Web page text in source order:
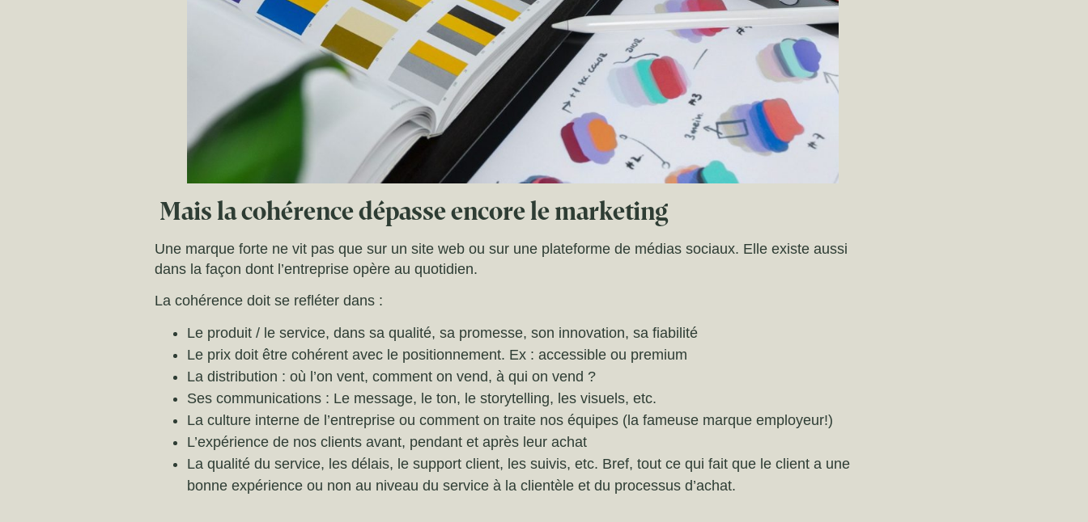
Mais la cohérence dépasse encore le marketing
Une marque forte ne vit pas que sur un site web ou sur une plateforme de médias sociaux. Elle existe aussi
dans la façon dont l’entreprise opère au quotidien.
La cohérence doit se refléter dans :
Le produit / le service, dans sa qualité, sa promesse, son innovation, sa fiabilité
Le prix doit être cohérent avec le positionnement. Ex : accessible ou premium
La distribution : où l’on vent, comment on vend, à qui on vend ?
Ses communications : Le message, le ton, le storytelling, les visuels, etc.
La culture interne de l’entreprise ou comment on traite nos équipes (la fameuse marque employeur!)
L’expérience de nos clients avant, pendant et après leur achat
La qualité du service, les délais, le support client, les suivis, etc. Bref, tout ce qui fait que le client a une
bonne expérience ou non au niveau du service à la clientèle et du processus d’achat.